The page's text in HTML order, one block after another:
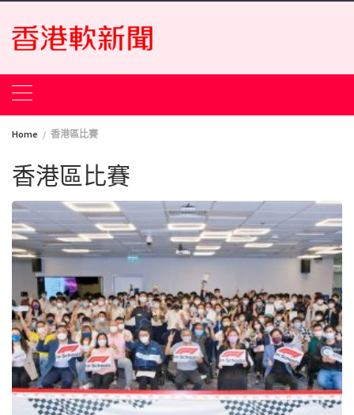
Skip
content
Home 香港區比賽
香港區比賽